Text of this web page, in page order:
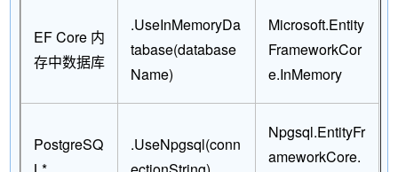
EF Core 内
存中数据库
.UseInMemoryDa
tabase(database
Name)
Microsoft.Entity
FrameworkCor
e.InMemory
PostgreSQ
.UseNpgsql(conn
Npgsql.EntityFr
ameworkCore.